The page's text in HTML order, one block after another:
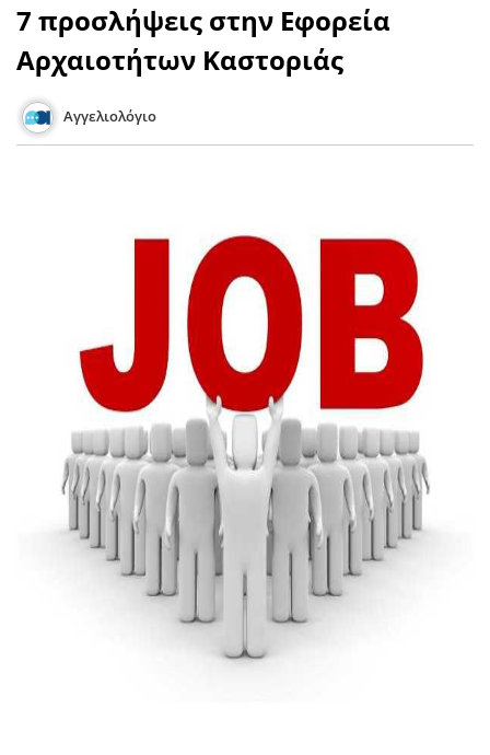
7 προσλήψεις στην Εφορεία
Αρχαιοτήτων Καστοριάς
Αγγελιολόγιο